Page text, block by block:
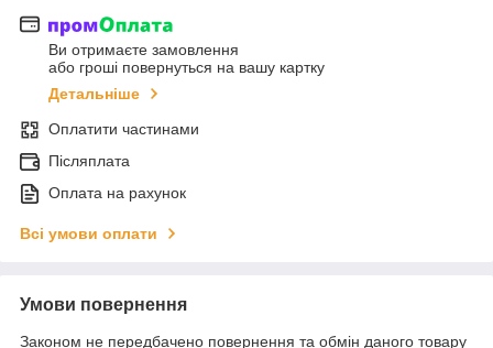
Ви отримаєте замовлення
або гроші повернуться на вашу картку
Детальніше
Оплатити частинами
Післяплата
Оплата на рахунок
Всі умови оплати
Умови повернення
Законом не передбачено повернення та обмін даного товару